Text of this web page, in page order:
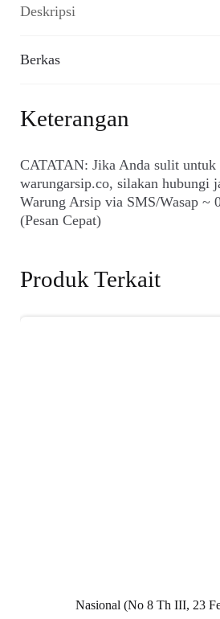
Deskripsi
Berkas
Keterangan
CATATAN: Jika Anda sulit untuk
warungarsip.co, silakan hubungi
Warung Arsip via SMS/Wasap ~
(Pesan Cepat)
Produk Terkait
Nasional (No 8 Th III, 23